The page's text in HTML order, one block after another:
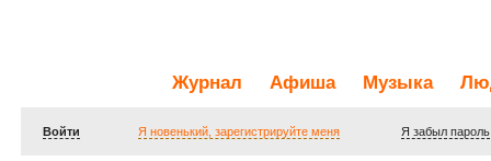
Журнал Афиша Музыка
Войти Я новенький, зарегистрируйте меня Я забыл пароль